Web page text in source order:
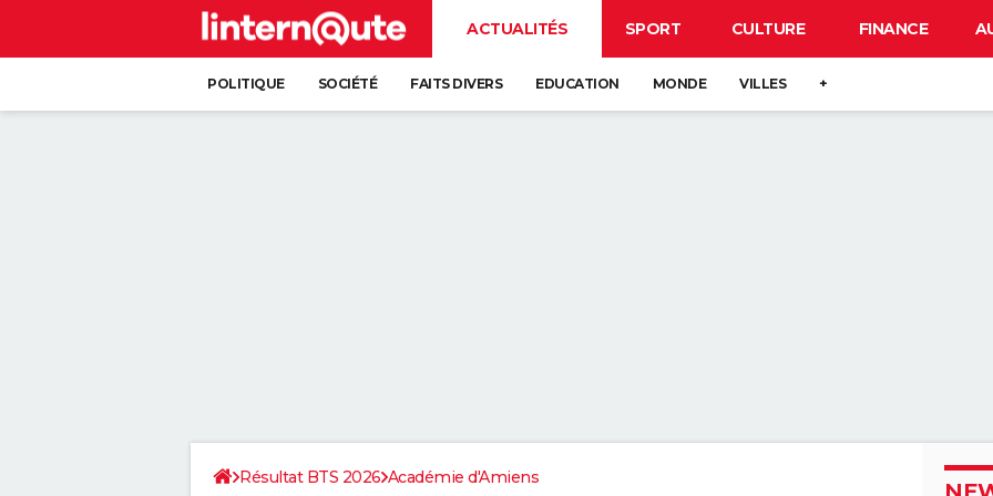
ACTUALITÉS SPORT CULTURE FINANCE
POLITIQUE SOCIÉTÉ FAITS DIVERS EDUCATION MONDE VILLES +
Résultat BTS 2026 Académie d'Amiens